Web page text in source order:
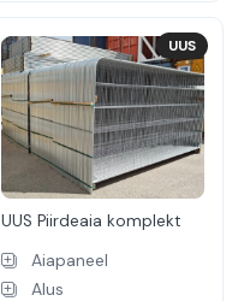
UUS Piirdeaia komplekt
Aiapaneel
Alus
UUS